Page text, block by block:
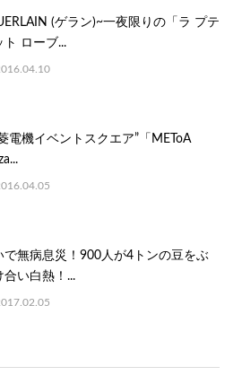
(ゲラン)~一夜限りの「ラ プテ
ト ローブ...
電機イベントスクエア”「METoA
で無病息災！900人が4トンの豆をぶ
合い白熱！...